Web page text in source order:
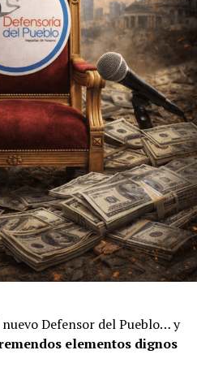
nuevo Defensor del Pueblo… y
elementos dignos